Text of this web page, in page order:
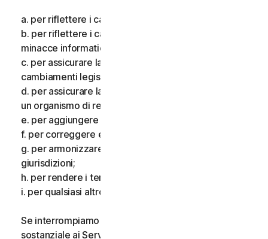
a. per riflettere i cambiamenti delle tecnologie;
b. per riflettere i cambiamenti nella natura delle
minacce informatiche;
c. per assicurare la conformità alla legge e riflettere i
cambiamenti legislativi;
d. per assicurare la conformità ai requisiti imposti da
un organismo di regolamentazione;
e. per aggiungere funzionalità aggiuntive;
f. per correggere eventuali errori;
g. per armonizzare i servizi o i termini in più
giurisdizioni;
h. per rendere i termini più chiari; e
i. per qualsiasi altro valido motivo.
Se interrompiamo i Servizi, apportiamo una modifica
sostanziale ai Servizi che potrebbe essere